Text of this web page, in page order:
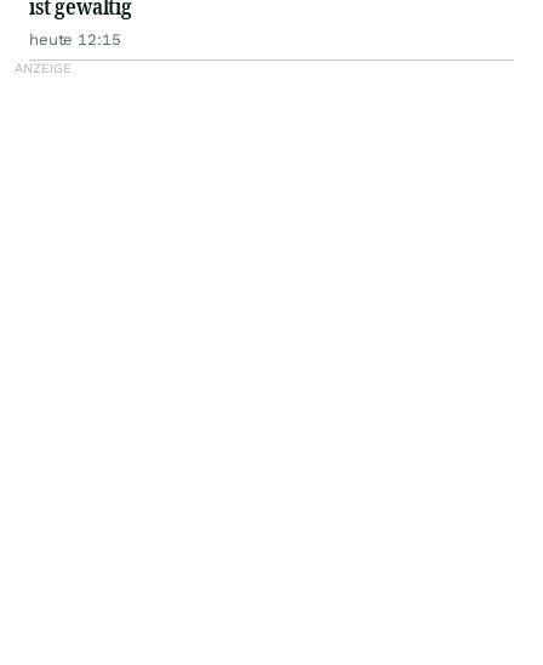
ist gewaltig
heute 12:15